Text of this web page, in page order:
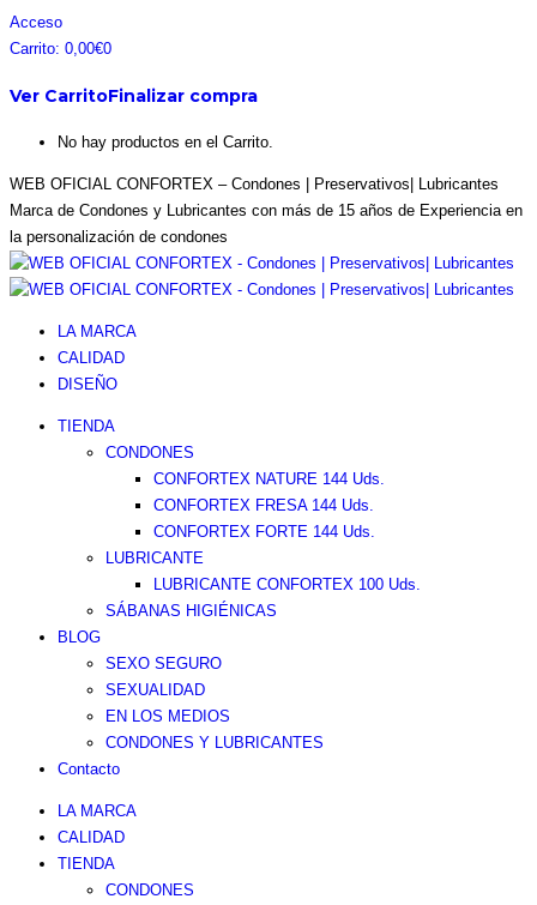
Saltar
al
Facebook
page
in
Instagram
page
in
Pinterest
page
in
Twitter
page
in
Acceso
Carrito: 0,00€0
Ver CarritoFinalizar compra
No hay productos en el Carrito.
WEB OFICIAL CONFORTEX – Condones | Preservativos| Lubricantes
Marca de Condones y Lubricantes con más de 15 años de Experiencia en
la personalización de condones
LA MARCA
CALIDAD
DISEÑO
TIENDA
CONDONES
CONFORTEX NATURE 144 Uds.
CONFORTEX FRESA 144 Uds.
CONFORTEX FORTE 144 Uds.
LUBRICANTE
LUBRICANTE CONFORTEX 100 Uds.
SÁBANAS HIGIÉNICAS
BLOG
SEXO SEGURO
SEXUALIDAD
EN LOS MEDIOS
CONDONES Y LUBRICANTES
Contacto
LA MARCA
CALIDAD
TIENDA
CONDONES